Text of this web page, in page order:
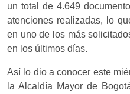
un total de 4.649
atenciones realizadas, lo
en uno de los más
en los últimos días.
Así lo dio a conocer este
la Alcaldía Mayor de